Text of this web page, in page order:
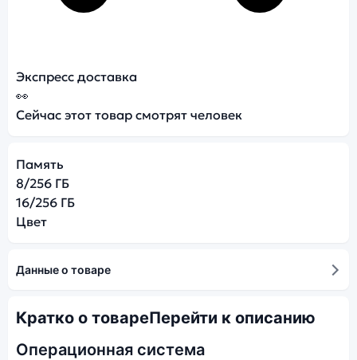
Экспресс доставка
👀
Сейчас этот товар смотрят человек
Память
8/256 ГБ
16/256 ГБ
Цвет
Данные о товаре
Кратко о товареПерейти к описанию
Операционная система